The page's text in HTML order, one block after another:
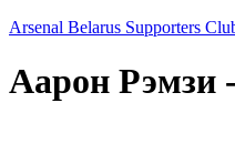
Arsenal Belarus Supporters
Аарон Рэмзи